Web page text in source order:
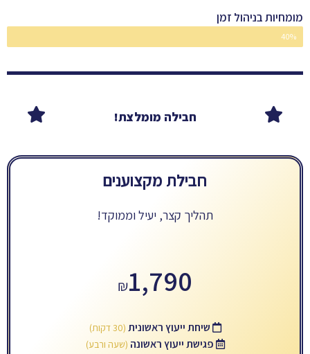
מומחיות בניהול זמן
מתקדמים
40%
חבילה מומלצת!
חבילת מקצוענים
תהליך קצר, יעיל וממוקד!
₪1,790
שיחת ייעוץ ראשונית (30 דקות)
פגישת ייעוץ ראשונה (שעה ורבע)